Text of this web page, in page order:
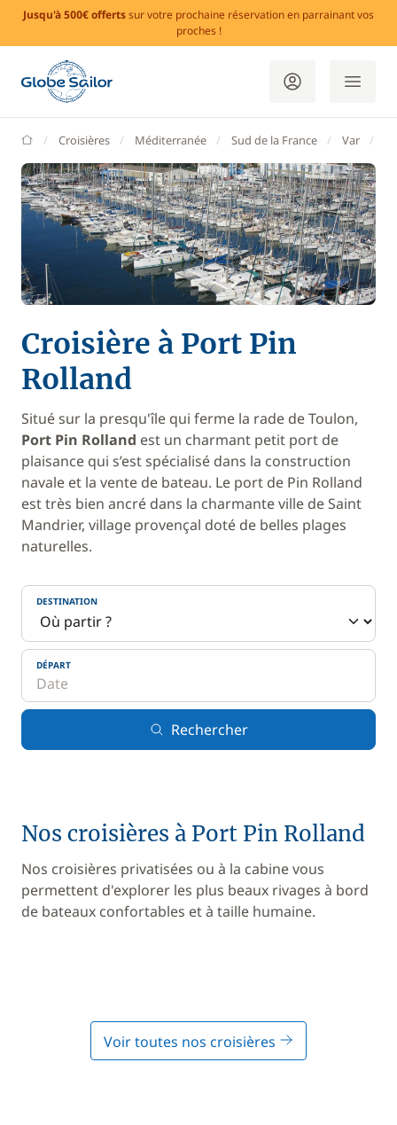
Jusqu'à 500€ offertssur votre prochaine réservation en parrainant vos
proches !
GlobeSailor
Croisières Méditerranée Sud de la France Var
Croisière à Port Pin
Rolland
Situé sur la presqu'île qui ferme la rade de Toulon,
Port Pin Rolland est un charmant petit port de
plaisance qui s’est spécialisé dans la construction
navale et la vente de bateau. Le port de Pin Rolland
est très bien ancré dans la charmante ville de Saint
Mandrier, village provençal doté de belles plages
naturelles.
DESTINATION
DÉPART
Rechercher
Nos croisières à Port Pin Rolland
Nos croisières privatisées ou à la cabine vous
permettent d'explorer les plus beaux rivages à bord
de bateaux confortables et à taille humaine.
Voir toutes nos croisières